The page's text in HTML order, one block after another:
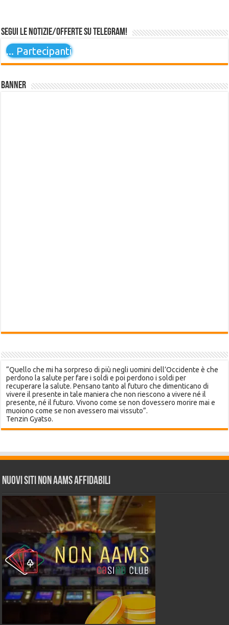
Segui le notizie/offerte su Telegram!
... Partecipanti
Banner
“Quello che mi ha sorpreso di più negli uomini dell’Occidente è che
perdono la salute per fare i soldi e poi perdono i soldi per
recuperare la salute. Pensano tanto al futuro che dimenticano di
vivere il presente in tale maniera che non riescono a vivere né il
presente, né il futuro. Vivono come se non dovessero morire mai e
muoiono come se non avessero mai vissuto”.
Tenzin Gyatso.
Nuovi siti non AAMS affidabili